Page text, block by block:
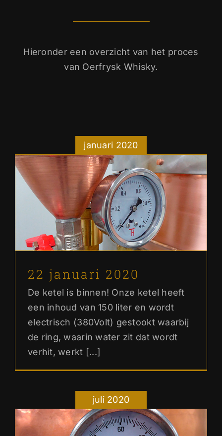
Hieronder een overzicht van het proces
van Oerfrysk Whisky.
januari 2020
22 januari 2020
Ons verhaal
22 januari 2020
De ketel is binnen! Onze ketel heeft
een inhoud van 150 liter en wordt
electrisch (380Volt) gestookt waarbij
de ring, waarin water zit dat wordt
verhit, werkt [...]
juli 2020